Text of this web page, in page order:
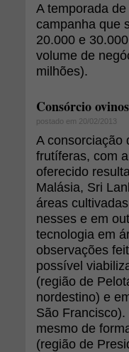
A temporada
campanha que
20.000 e
volume de
milhões).
Consórcio
postado em 20/02/2013
A consorciação
frutíferas, com
oferecido
Malásia, Sri
áreas
nesses e em
tecnologia em
observações
possível
(região de
nordestino) e
São
mesmo de
(região de